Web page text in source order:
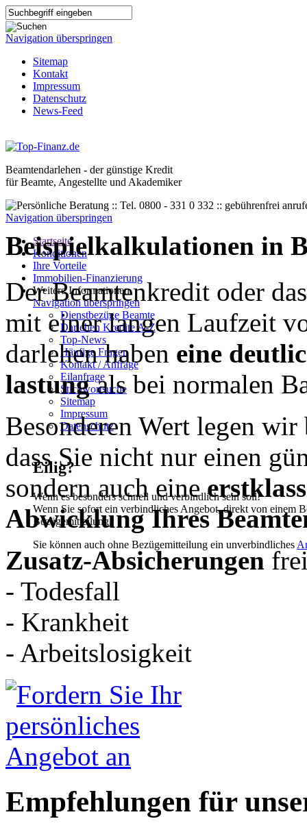
Navigation überspringen
Sitemap
Kontakt
Impressum
Datenschutz
News-Feed
Beamtendarlehen - der günstige Kredit
für Beamte, Angestellte und Akademiker
Navigation überspringen
Startseite
Konditionen
Ihre Vorteile
Immobilien-Finanzierung
Weitere Informationen
Navigation überspringen
Dienstbezüge Beamte
Darlehen Kredite A-Z
Top-News
Häufige Fragen
Kontakt / Anfrage
Eilanfrage
Stichwortsuche
Sitemap
Impressum
Datenschutz
Eilig?
Wenn es besonders schnell und verbindlich sein soll!
Wenn Sie sofort ein verbindliches Angebot, direkt von einem
Bezügemitteilung.
Sie können auch ohne Bezügemitteilung ein unverbindliches
Beispielkalkulationen in
Der Beamten­kredit oder
mit einer langen Lauf­zeit
dar­le­hen haben eine
las­tungals bei norma­len
Besonderen Wert legen
dass Sie nicht nur einen
sondern auch eine
Abwick­lung Ihres
Zusatz-Absicherungen
- Todesfall
- Krankheit
- Arbeitslosigkeit
Empfehlungen für